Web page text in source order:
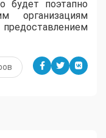
будет поэтапно
организациям